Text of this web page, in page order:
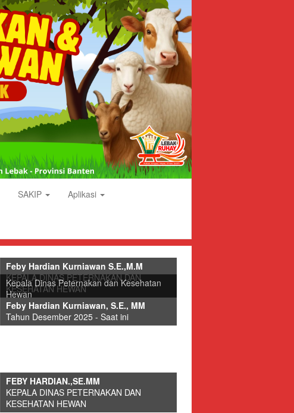
SAKIP Aplikasi
Pimpinan
Feby Hardian Kurniawan S.E.,M.M
KEPALA DINAS PETERNAKAN DAN
KESEHATAN HEWAN
KEPALA DINAS MASA KE MASA
Kepala Dinas Peternakan dan Kesehatan
Hewan
Feby Hardian Kurniawan, S.E., MM
Tahun Desember 2025 - Saat ini
DAN KESEHATAN HEWAN
Pegawai
FEBY HARDIAN.,SE.MM
KEPALA DINAS PETERNAKAN DAN
KESEHATAN HEWAN